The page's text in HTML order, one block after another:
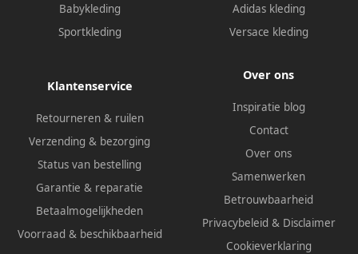
Babykleding
Sportkleding
Adidas kleding
Versace kleding
Klantenservice
Retourneren & ruilen
Verzending & bezorging
Status van bestelling
Garantie & reparatie
Betaalmogelijkheden
Voorraad & beschikbaarheid
Over ons
Inspiratie blog
Contact
Over ons
Samenwerken
Betrouwbaarheid
Privacybeleid & Disclaimer
Cookieverklaring